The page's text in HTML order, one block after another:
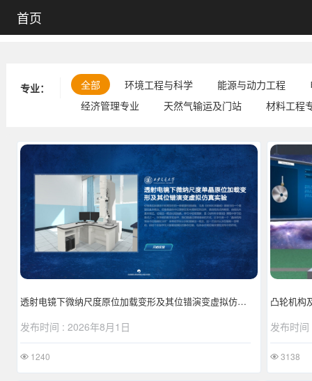
首页
专业： 全部 环境工程与科学 能源与动力工程
经济管理专业
天然气输运及门站 材料工程
透射电镜下微纳尺度原位加载变形及其位错演变虚拟仿真软件
发布时间 : 2026年8月1日
1240
凸轮机构
发布时
3138